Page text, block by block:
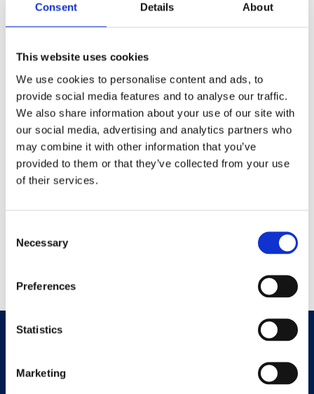
Consent Details About
This website uses cookies
We use cookies to personalise content and ads, to
provide social media features and to analyse our traffic.
We also share information about your use of our site with
our social media, advertising and analytics partners who
may combine it with other information that you’ve
provided to them or that they’ve collected from your use
of their services.
Selection
Necessary
Preferences
Statistics
Marketing
La spending review:
Storia e prospettive
per ottimizzare
l’allocazione delle
risorse pubbliche.